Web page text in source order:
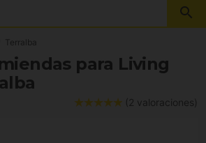
search
Terralba
para Living
(2 valoraciones)